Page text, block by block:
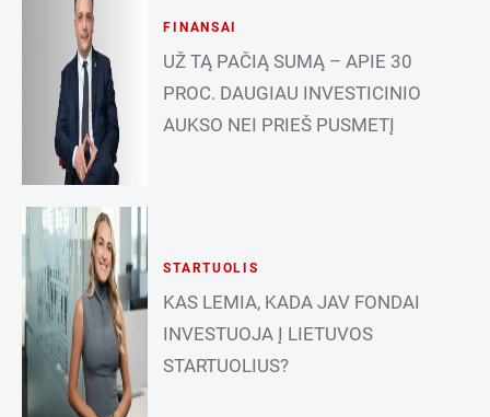
FINANSAI
UŽ TĄ PAČIĄ SUMĄ – APIE 30
PROC. DAUGIAU INVESTICINIO
AUKSO NEI PRIEŠ PUSMETĮ
STARTUOLIS
KAS LEMIA, KADA JAV FONDAI
INVESTUOJA Į LIETUVOS
STARTUOLIUS?